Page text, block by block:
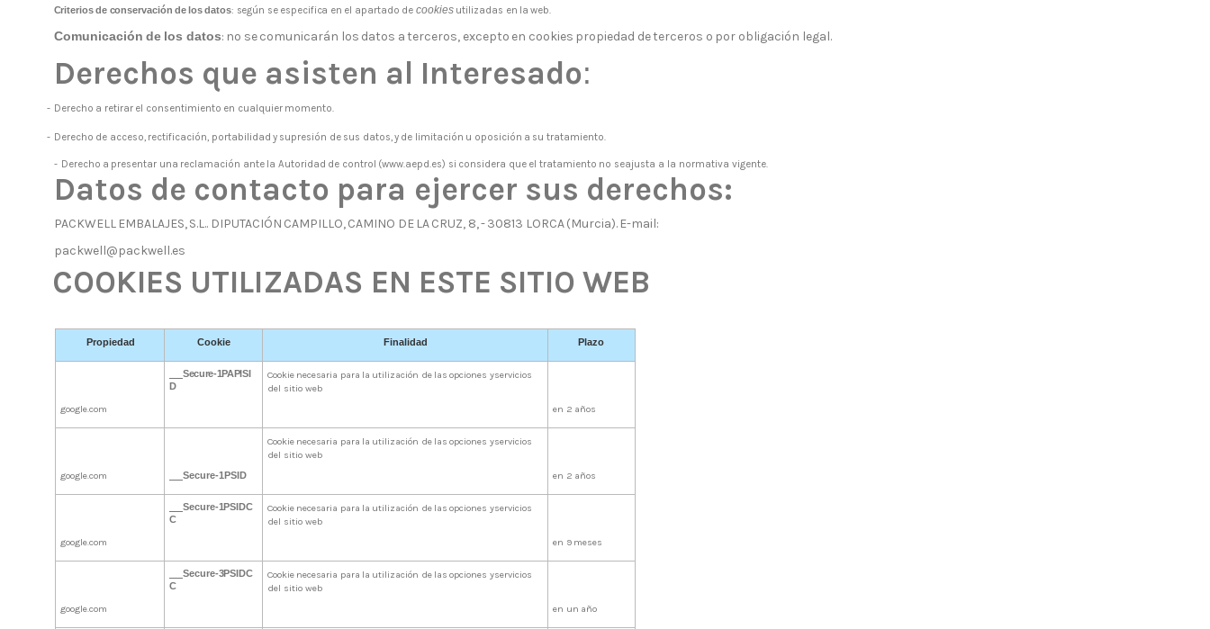
Criteriosde conservación delos datos: según se especifica en el apartado de cookies utilizadas en la web.
Comunicación de los datos: no se comunicarán los datos aterceros, excepto en cookies propiedad deterceros o por obligación legal.
Derechos que asisten al Interesado:
- Derecho a retirar el consentimiento en cualquier momento.
- Derecho de acceso, rectificación, portabilidad y supresión de sus datos, y de limitación u oposición a su tratamiento.
- Derecho a presentar una reclamación ante la Autoridad de control (www.aepd.es) si considera que el tratamiento no seajusta a la normativa vigente.
Datos de contacto para ejercer sus derechos:
PACKWELL EMBALAJES,S.L.. DIPUTACIÓN CAMPILLO,CAMINO DE LACRUZ, 8,-30813 LORCA (Murcia). E-mail:
packwell@packwell.es
COOKIES UTILIZADAS EN ESTE SITIO WEB
Propiedad Cookie Finalidad Plazo
google.com
Secure-1PAPISI
D
Cookie necesaria para la utilización de las opciones yservicios
del sitio web
en 2 años
google.com Secure-1PSID
Cookie necesaria para la utilización de las opciones yservicios
del sitio web
en 2 años
google.com
Secure-1PSIDC
C
Cookie necesaria para la utilización de las opciones yservicios
del sitio web
en 9 meses
google.com
Secure-3PSIDC
C
Cookie necesaria para la utilización de las opciones yservicios
del sitio web
en un año